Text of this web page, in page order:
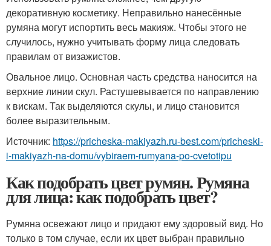
декоративную косметику. Неправильно нанесённые
румяна могут испортить весь макияж. Чтобы этого не
случилось, нужно учитывать форму лица следовать
правилам от визажистов.
Овальное лицо. Основная часть средства наносится на
верхние линии скул. Растушевывается по направлению
к вискам. Так выделяются скулы, и лицо становится
более выразительным.
Источник: https://pricheska-makiyazh.ru-best.com/pricheski-
i-makiyazh-na-domu/vybiraem-rumyana-po-cvetotipu
Как подобрать цвет румян. Румяна
для лица: как подобрать цвет?
Румяна освежают лицо и придают ему здоровый вид. Но
только в том случае, если их цвет выбран правильно